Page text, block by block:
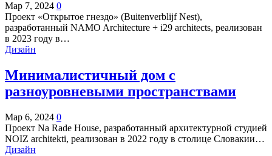
Мар 7, 2024 0
Проект «Открытое гнездо» (Buitenverblijf Nest),
разработанный NAMO Architecture + i29 architects, реализован
в 2023 году в…
Дизайн
Минималистичный дом с
разноуровневыми пространствами
Мар 6, 2024 0
Проект Na Rade House, разработанный архитектурной студией
NOIZ architekti, реализован в 2022 году в столице Словакии…
Дизайн